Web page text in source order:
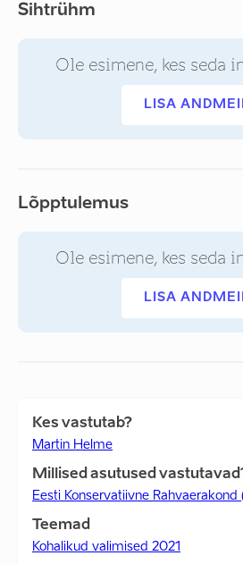
Sihtrühm
Ole esimene, kes seda
LISA
Lõpptulemus
Ole esimene, kes seda
LISA
Kes vastutab?
Martin Helme
Millised asutused
Eesti Konservatiivne Rahvaerakond
Teemad
Kohalikud valimised 2021